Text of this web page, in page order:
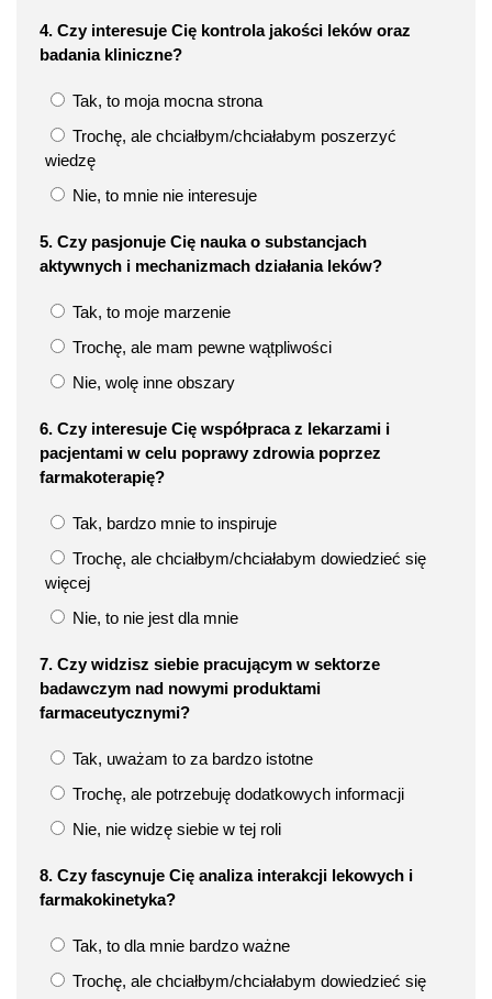
4. Czy interesuje Cię kontrola jakości leków oraz
badania kliniczne?
Tak, to moja mocna strona
Trochę, ale chciałbym/chciałabym poszerzyć
wiedzę
Nie, to mnie nie interesuje
5. Czy pasjonuje Cię nauka o substancjach
aktywnych i mechanizmach działania leków?
Tak, to moje marzenie
Trochę, ale mam pewne wątpliwości
Nie, wolę inne obszary
6. Czy interesuje Cię współpraca z lekarzami i
pacjentami w celu poprawy zdrowia poprzez
farmakoterapię?
Tak, bardzo mnie to inspiruje
Trochę, ale chciałbym/chciałabym dowiedzieć się
więcej
Nie, to nie jest dla mnie
7. Czy widzisz siebie pracującym w sektorze
badawczym nad nowymi produktami
farmaceutycznymi?
Tak, uważam to za bardzo istotne
Trochę, ale potrzebuję dodatkowych informacji
Nie, nie widzę siebie w tej roli
8. Czy fascynuje Cię analiza interakcji lekowych i
farmakokinetyka?
Tak, to dla mnie bardzo ważne
Trochę, ale chciałbym/chciałabym dowiedzieć się